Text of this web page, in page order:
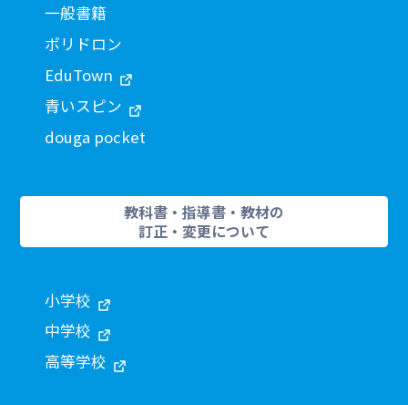
一般書籍
ポリドロン
EduTown
青いスピン
douga pocket
教科書・指導書・教材の
訂正・変更について
小学校
中学校
高等学校